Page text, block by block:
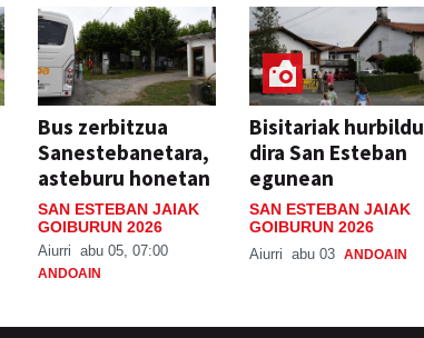
Bus zerbitzua
Sanestebanetara,
asteburu honetan
SAN ESTEBAN JAIAK
GOIBURUN 2026
Aiurri abu 05, 07:00
ANDOAIN
Bisitariak hurbildu
dira San Esteban
egunean
SAN ESTEBAN JAIAK
GOIBURUN 2026
Aiurri abu 03 ANDOAIN